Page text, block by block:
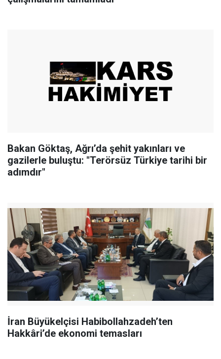
Bakan Göktaş, Ağrı’da şehit yakınları ve
gazilerle buluştu: "Terörsüz Türkiye tarihi bir
adımdır"
İran Büyükelçisi Habibollahzadeh’ten
Hakkâri’de ekonomi temasları